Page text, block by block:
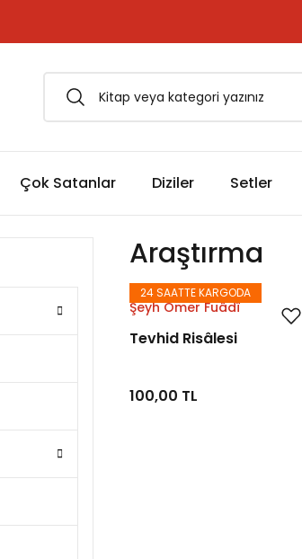
Çok Satanlar Diziler Setler
Araştırma
24 SAATTE KARGODA
Şeyh Ömer Fuâdî
Tevhid Risâlesi
100,00 TL